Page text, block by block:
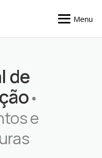
Menu
de
•
e